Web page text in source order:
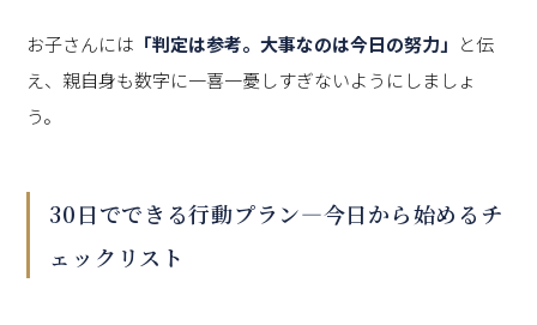
お子さんには 「判定は参考。大事なのは今日の努力」 と伝
え、親自身も数字に一喜一憂しすぎないようにしましょ
う。
30日でできる行動プラン—今日から始めるチ
ェックリスト